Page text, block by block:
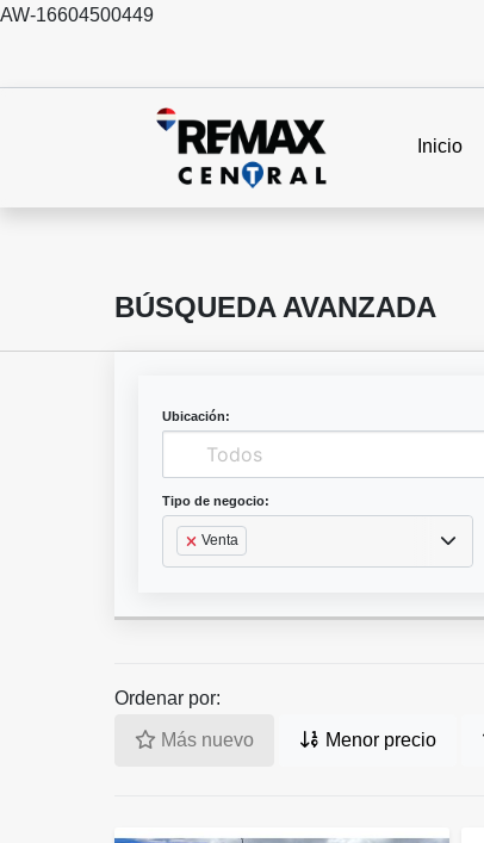
AW-16604500449
Inicio
BÚSQUEDA AVANZADA
Ubicación:
Tipo de negocio:
Venta
Ordenar por:
Más nuevo Menor precio